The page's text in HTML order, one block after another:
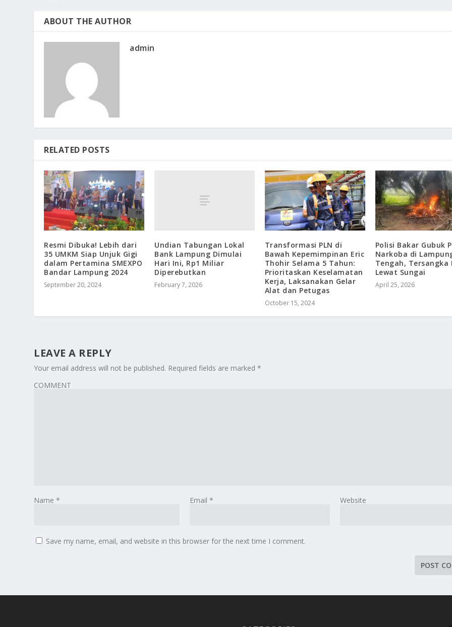
ABOUT THE AUTHOR
admin
RELATED POSTS
Resmi Dibuka! Lebih dari
35 UMKM Siap Unjuk Gigi
dalam Pertamina SMEXPO
Bandar Lampung 2024
September 20, 2024
Undian Tabungan Lokal
Bank Lampung Dimulai
Hari Ini, Rp1 Miliar
Diperebutkan
February 7, 2026
Transformasi PLN di
Bawah Kepemimpinan Eric
Thohir Selama 5 Tahun:
Prioritaskan Keselamatan
Kerja, Laksanakan Gelar
Alat dan Petugas
October 15, 2024
Polisi Bakar Gubuk
Narkoba di
Tengah, Tersangka
Lewat Sungai
April 25, 2026
LEAVE A REPLY
Your email address will not be published. Required fields are marked*
COMMENT
Name* Email * Website
Save my name, email, and website in this browser for the next time I comment.